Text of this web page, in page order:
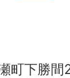
町下勝間